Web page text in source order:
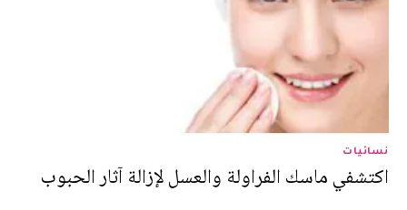
نسائيات
اكتشفي ماسك الفراولة والعسل لإزالة آثار الحبوب